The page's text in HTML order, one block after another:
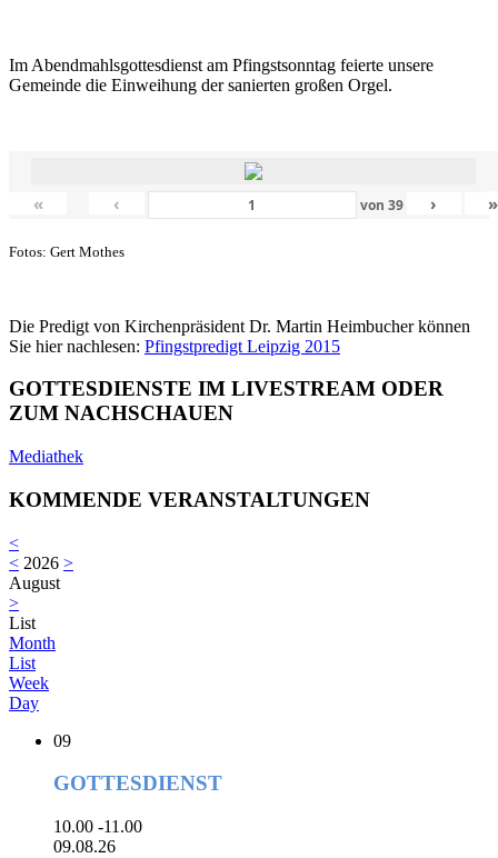
Im Abendmahlsgottesdienst am Pfingstsonntag feierte unsere
Gemeinde die Einweihung der sanierten großen Orgel.
« ‹ von 39 › »
Fotos: Gert Mothes
Die Predigt von Kirchenpräsident Dr. Martin Heimbucher können
Sie hier nachlesen: Pfingstpredigt Leipzig 2015
GOTTESDIENSTE IM LIVESTREAM ODER
ZUM NACHSCHAUEN
Mediathek
KOMMENDE VERANSTALTUNGEN
<
< 2026 >
August
>
List
Month
List
Week
Day
09
GOTTESDIENST
10.00 -11.00
09.08.26